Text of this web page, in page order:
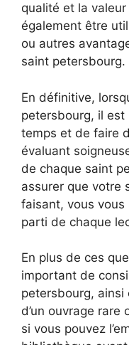
qualité et la valeur
également être
ou autres
saint petersbourg.
En définitive,
petersbourg, il
temps et de faire
évaluant
de chaque saint
assurer que votre
faisant, vous
parti de chaque
En plus de ces
important de
petersbourg, ainsi
d’un ouvrage
si vous pouvez